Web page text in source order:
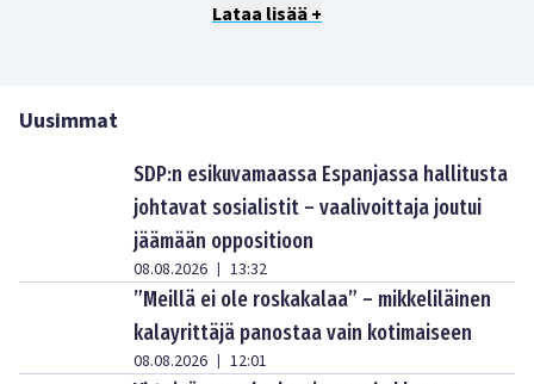
Lataa lisää +
Uusimmat
SDP:n esikuvamaassa Espanjassa hallitusta
johtavat sosialistit – vaalivoittaja joutui
jäämään oppositioon
08.08.2026 | 13:32
”Meillä ei ole roskakalaa” – mikkeliläinen
kalayrittäjä panostaa vain kotimaiseen
08.08.2026 | 12:01